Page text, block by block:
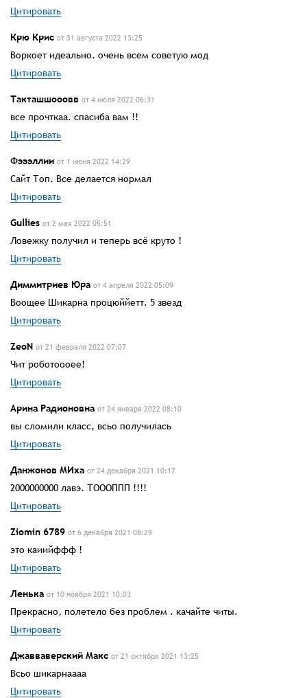
Цитировать
Крю Крис от 31 августа 2022 13:25
Воркоет идеально. очень всем советую мод
Цитировать
Такташшооовв от 4 июля 2022 06:31
все прочткаа. спасиба вам !!
Цитировать
Фэээллии от 1 июня 2022 14:29
Сайт Топ. Все делается нормал
Цитировать
Gullies от 2 мая 2022 05:51
Ловежку получил и теперь всё круто !
Цитировать
Диммитриев Юра от 4 апреля 2022 05:09
Воощее Шикарна процюййетт. 5 звезд
Цитировать
ZeoN от 21 февраля 2022 07:07
Чит роботоооее!
Цитировать
Арина Радионовна от 24 января 2022 08:10
вы сломили класс, всьо получилась
Цитировать
Данжонов МИха от 24 декабря 2021 10:17
2000000000 лавэ. ТОООППП !!!!
Цитировать
Ziomin 6789 от 6 декабря 2021 08:29
это каиийффф !
Цитировать
Ленька от 10 ноября 2021 10:03
Прекрасно, полетело без проблем . качайте читы.
Цитировать
Джавваверский Макс от 21 октября 2021 13:25
Всьо шикарнаааа
Цитировать